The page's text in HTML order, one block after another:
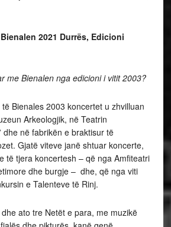
2021 Durrës, Edicioni
me Bienalen nga edicioni i vitit 2003?
Bienales 2003 koncertet u zhvilluan
Arkeologjik, në Teatrin
dhe në fabrikën e braktisur të
Gjatë viteve janë shtuar koncerte,
të tjera koncertesh – që nga Amfiteatri
dhe burgje – dhe, që nga viti
e Talenteve të Rinj.
ato tre Netët e para, me muzikë